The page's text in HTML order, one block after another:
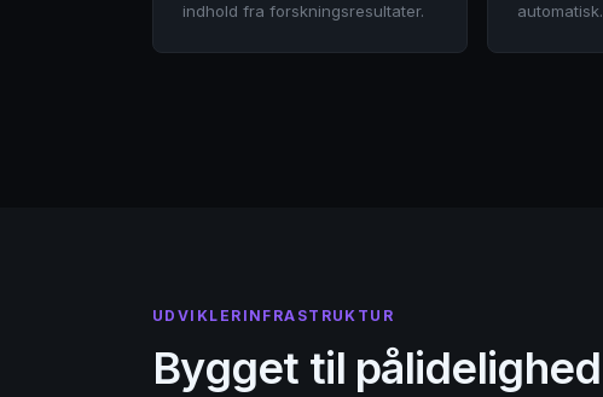
indhold fra forskningsresultater.
automatisk.
UDVIKLERINFRASTRUKTUR
Bygget til pålidelighed